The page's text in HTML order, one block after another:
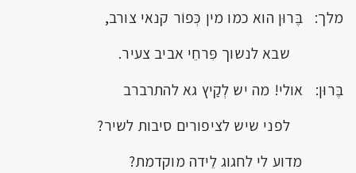
מלך: בֶּרוּן הוא כמו מין כְּפוֹר קנאי צורב,
שבא לנשוך פִּרחֵי אביב צעיר.
בֶּרוּן: אולי! מה יש לְקַיץ גא להתרברב
לפני שיש לציפורים סיבות לשיר?
מדוע לי לחגוג לֵידה מוקדמת?